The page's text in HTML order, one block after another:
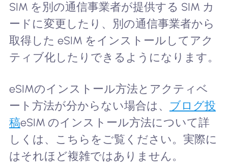
SIM を別の通信事業者が提供する SIM カ
ードに変更したり、別の通信事業者から
取得した eSIM をインストールしてアク
ティブ化したりできるようになります。
eSIMのインストール方法とアクティベ
ート方法が分からない場合は、 ブログ投
稿eSIM のインストール方法について詳
しくは、こちらをご覧ください。実際に
はそれほど複雑ではありません。